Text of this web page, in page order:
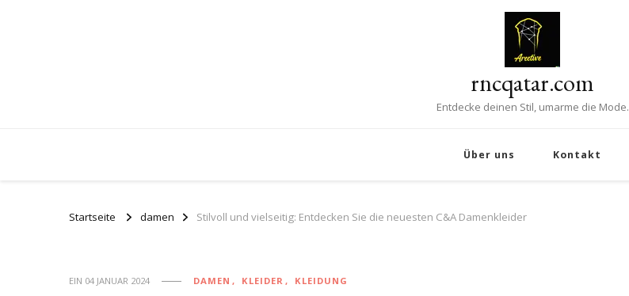
rncqatar.com
Entdecke deinen Stil, umarme die Mode.
Über uns Kontakt
Startseite damen Stilvoll und vielseitig: Entdecken Sie die neuesten C&A Damenkleider
EIN 04 JANUAR 2024 DAMEN KLEIDER KLEIDUNG